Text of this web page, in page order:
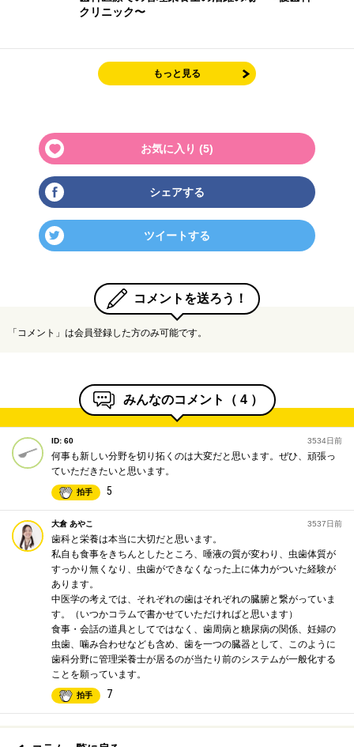
クリニック〜
もっと見る
お気に入り (5)
シェアする
ツイートする
コメントを送ろう！
「コメント」は会員登録した方のみ可能です。
みんなのコメント（ 4 ）
ID: 60 3534日前
何事も新しい分野を切り拓くのは大変だと思います。ぜひ、頑張っ
ていただきたいと思います。
拍手 5
大倉 あやこ 3537日前
歯科と栄養は本当に大切だと思います。
私自も食事をきちんとしたところ、唾液の質が変わり、虫歯体質が
すっかり無くなり、虫歯ができなくなった上に体力がついた経験が
あります。
中医学の考えでは、それぞれの歯はそれぞれの臓腑と繋がっていま
す。（いつかコラムで書かせていただければと思います）
食事・会話の道具としてではなく、歯周病と糖尿病の関係、妊婦の
虫歯、噛み合わせなども含め、歯を一つの臓器として、このように
歯科分野に管理栄養士が居るのが当たり前のシステムが一般化する
ことを願っています。
拍手 7